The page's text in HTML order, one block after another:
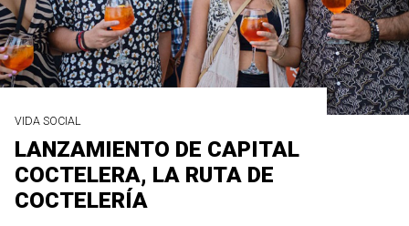
VIDA SOCIAL
LANZAMIENTO DE CAPITAL
COCTELERA, LA RUTA DE
COCTELERÍA